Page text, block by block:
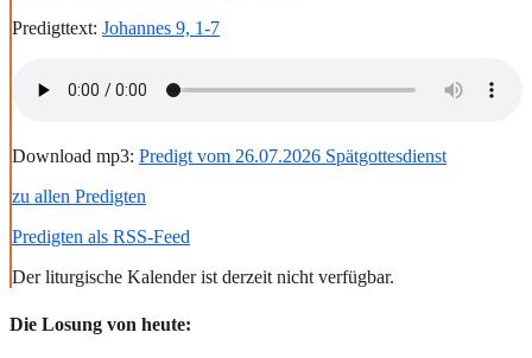
Predigttext: Johannes 9, 1-7
Download mp3: Predigt vom 26.07.2026 Spätgottesdienst
zu allen Predigten
Predigten als RSS-Feed
Der liturgische Kalender ist derzeit nicht verfügbar.
Die Losung von heute: